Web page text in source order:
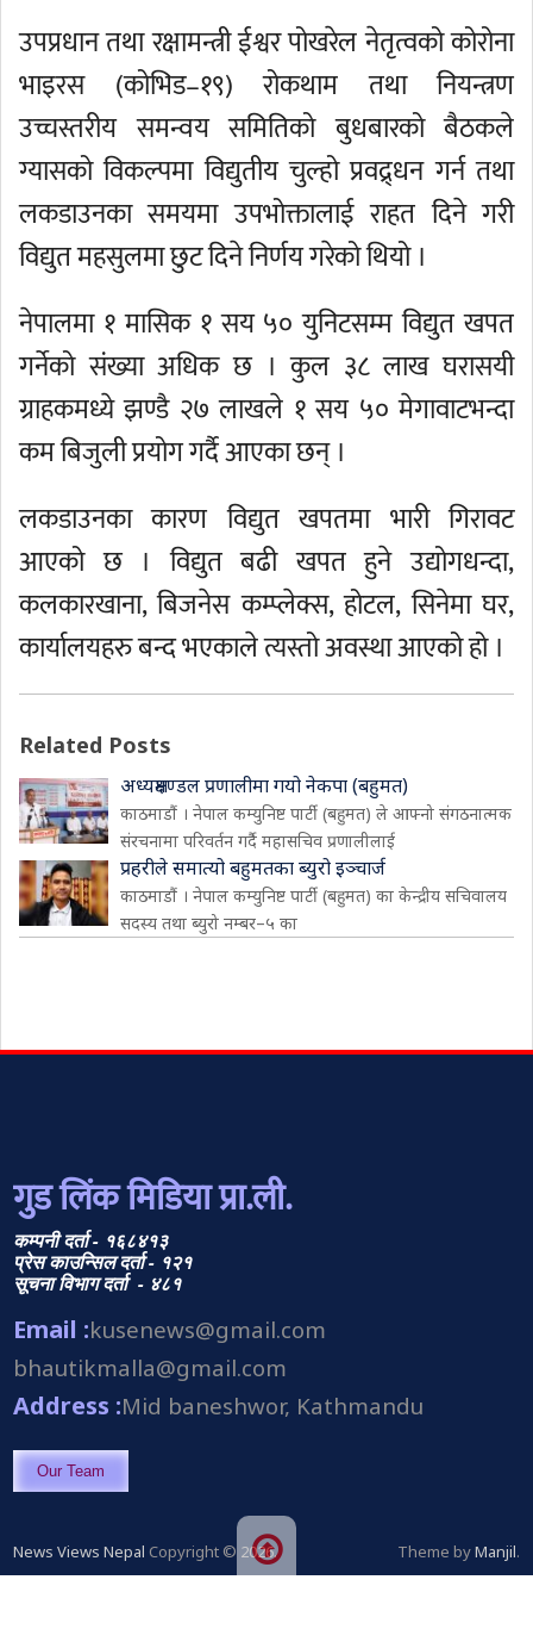
उपप्रधान तथा रक्षामन्त्री ईश्वर पोखरेल नेतृत्वको कोरोना
भाइरस (कोभिड–१९) रोकथाम तथा नियन्त्रण
उच्चस्तरीय समन्वय समितिको बुधबारको बैठकले
ग्यासको विकल्पमा विद्युतीय चुल्हो प्रवद्र्धन गर्न तथा
लकडाउनका समयमा उपभोक्तालाई राहत दिने गरी
विद्युत महसुलमा छुट दिने निर्णय गरेको थियो ।
नेपालमा १ मासिक १ सय ५० युनिटसम्म विद्युत खपत
गर्नेको संख्या अधिक छ । कुल ३८ लाख घरासयी
ग्राहकमध्ये झण्डै २७ लाखले १ सय ५० मेगावाटभन्दा
कम बिजुली प्रयोग गर्दै आएका छन् ।
लकडाउनका कारण विद्युत खपतमा भारी गिरावट
आएको छ । विद्युत बढी खपत हुने उद्योगधन्दा,
कलकारखाना, बिजनेस कम्प्लेक्स, होटल, सिनेमा घर,
कार्यालयहरु बन्द भएकाले त्यस्तो अवस्था आएको हो ।
Related Posts
अध्यक्षमण्डल प्रणालीमा गयो नेकपा (बहुमत)
काठमाडौं । नेपाल कम्युनिष्ट पार्टी (बहुमत) ले आफ्नो संगठनात्मक
संरचनामा परिवर्तन गर्दै महासचिव प्रणालीलाई
प्रहरीले समात्यो बहुमतका ब्युरो इञ्चार्ज
काठमाडौं । नेपाल कम्युनिष्ट पार्टी (बहुमत) का केन्द्रीय सचिवालय
सदस्य तथा ब्युरो नम्बर–५ का
गुड लिंक मिडिया प्रा.ली.
कम्पनी दर्ता - १६८४१३
प्रेस काउन्सिल दर्ता - १२१
सूचना विभाग दर्ता - ४८१
Email :kusenews@gmail.com
bhautikmalla@gmail.com
Address :Mid baneshwor, Kathmandu
Our Team
News Views Nepal Copyright © 2026. Theme byManjil.